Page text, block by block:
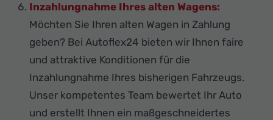
Inzahlungnahme Ihres alten Wagens:
Möchten Sie Ihren alten Wagen in Zahlung
geben? Bei Autoflex24 bieten wir Ihnen faire
und attraktive Konditionen für die
Inzahlungnahme Ihres bisherigen Fahrzeugs.
Unser kompetentes Team bewertet Ihr Auto
und erstellt Ihnen ein maßgeschneidertes